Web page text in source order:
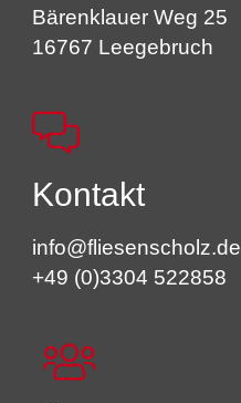
Bärenklauer Weg 25
16767 Leegebruch
Kontakt
info@fliesenscholz.de
+49 (0)3304 522858